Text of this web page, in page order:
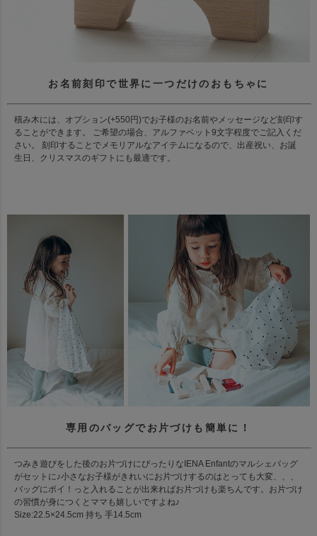
お名前刻印で世界に一つだけのおもちゃに
積み木には、オプション(+550円)でお子様のお名前やメッセージなど刻印す
ることができます。 ご希望の場合、アルファベット9文字程度でご記入くだ
さい。 刻印することでメモリアルなアイテムになるので、出産祝い、お誕
生日、クリスマスのギフトにも最適です。
専用のバッグでお片づけも簡単に！
つみき遊びをした後のお片づけにぴったりなIENA Enfantのマルシェバッグ
がセットに♪小さなお子様がきれいにお片づけするのはとっても大変、、、
バッグにポイ！っと入れることが出来ればお片づけも楽ちんです。お片づけ
の習慣が身につくとママも嬉しいですよね♪
Size:22.5×24.5cm 持ち 手14.5cm